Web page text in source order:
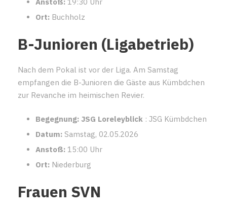
Ort: Buchholz
B-Junioren (Ligabetrieb)
Nach dem Pokal ist vor der Liga. Am Samstag
empfangen die B-Junioren die Gäste aus Kümbdchen
zur Revanche im heimischen Revier.
Begegnung: JSG Loreleyblick : JSG Kümbdchen
Datum: Samstag, 02.05.2026
Anstoß: 15:00 Uhr
Ort: Niederburg
Frauen SVN